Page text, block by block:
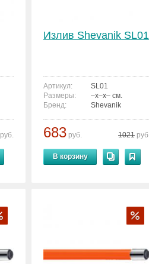
руб.
Излив Shevanik SL01
Артикул:
SL01
Размеры:
–x–x– см.
Бренд:
Shevanik
683 руб. 1021
В корзину